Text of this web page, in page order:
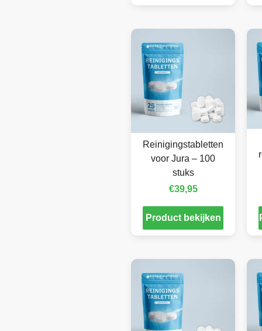
Reinigingstabletten
voor Jura – 100
stuks
€39,95
Product bekijken